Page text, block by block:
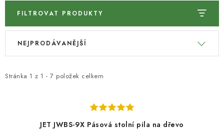
NÁSTROJE PRO OPRACOVÁNÍ KOVU
NÁSTROJE PRO ŘEZÁNÍ DŘEVA
POTŘEBUJI DOBRÝ STROJ
FILTROVAT PRODUKTY
V
i
Stránka 1 z 1 - 7 položek celkem
Ř
e
NEJPRODÁVANĚJŠÍ
JET JWBS-9X Pásová stolní pila na dřevo